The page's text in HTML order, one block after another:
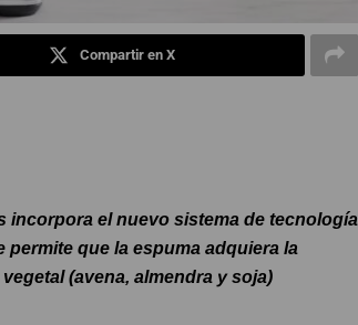
Compartir en X
incorpora el nuevo sistema de tecnología
que la espuma adquiera la
(avena, almendra y soja)